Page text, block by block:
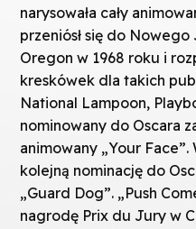
narysowała cały
przeniósł się do
Oregon w 1968 roku i
kreskówek dla takich
National Lampoon,
nominowany do Oscara
animowany „Your Face”.
kolejną nominację do
„Guard Dog”. „Push
nagrodę Prix du Jury w